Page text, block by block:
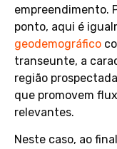
empreendimento.
ponto, aqui é
geodemográfico
transeunte, a
região
que promovem
relevantes.
Neste caso, ao